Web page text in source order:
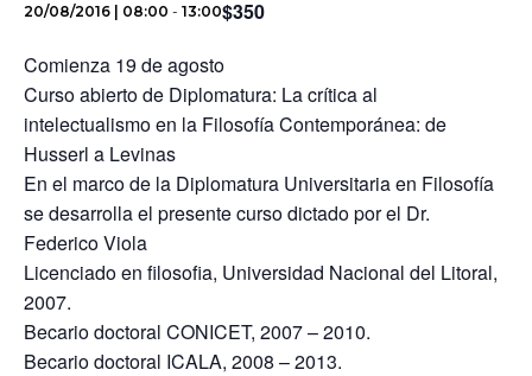
20/08/2016 | 08:00 - 13:00$350
Comienza 19 de agosto
Curso abierto de Diplomatura: La crítica al
intelectualismo en la Filosofía Contemporánea: de
Husserl a Levinas
En el marco de la Diplomatura Universitaria en Filosofía
se desarrolla el presente curso dictado por el Dr.
Federico Viola
Licenciado en filosofia, Universidad Nacional del Litoral,
2007.
Becario doctoral CONICET, 2007 – 2010.
Becario doctoral ICALA, 2008 – 2013.